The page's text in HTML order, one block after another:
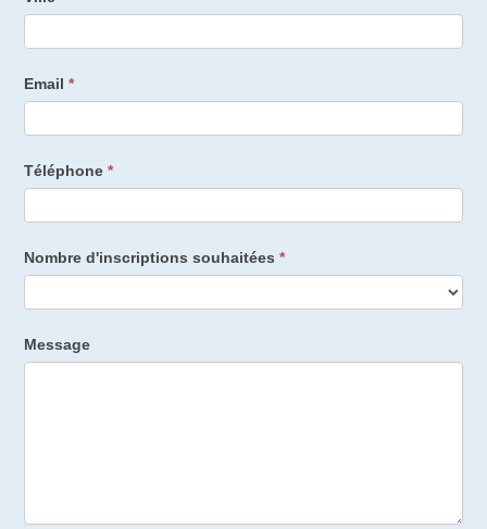
Email*
Téléphone*
Nombre d'inscriptions souhaitées*
Message